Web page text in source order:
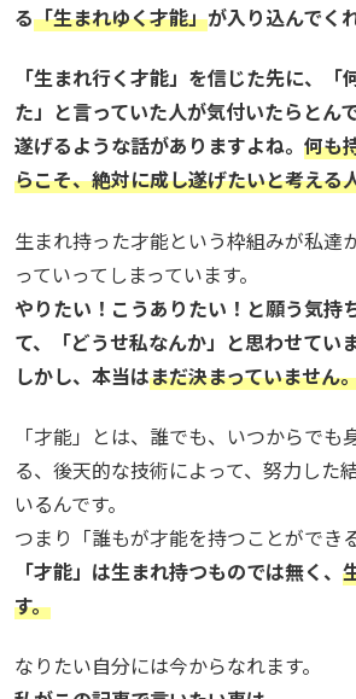
る「生まれゆく才能」が入り込んでく
「生まれ行く才能」を信じた先に、「
た」と言っていた人が気付いたらとん
遂げるような話がありますよね。 何も
らこそ、絶対に成し遂げたいと考える
生まれ持った才能という枠組みが私達
っていってしまっています。
やりたい！こうありたい！と願う気持
て、「どうせ私なんか」と思わせていま
しかし、本当はまだ決まっていません
「才能」とは、誰でも、いつからでも
る、後天的な技術によって、努力した
いるんです。
つまり「誰もが才能を持つことができ
「才能」は生まれ持つものでは無く、
す。
なりたい自分には今からなれます。